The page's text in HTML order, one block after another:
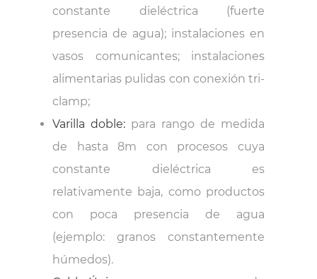
constante dieléctrica (fuerte
presencia de agua); instalaciones en
vasos comunicantes; instalaciones
alimentarias pulidas con conexión tri-
clamp;
Varilla doble: para rango de medida
de hasta 8m con procesos cuya
constante dieléctrica es
relativamente baja, como productos
con poca presencia de agua
(ejemplo: granos constantemente
húmedos).